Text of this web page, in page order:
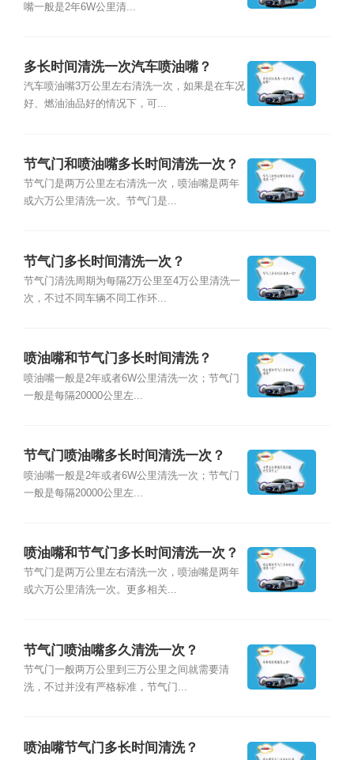
嘴一般是2年6W公里清...
多长时间清洗一次汽车喷油嘴？
汽车喷油嘴3万公里左右清洗一次，如果是在车况
好、燃油油品好的情况下，可...
节气门和喷油嘴多长时间清洗一次？
节气门是两万公里左右清洗一次，喷油嘴是两年
或六万公里清洗一次。节气门是...
节气门多长时间清洗一次？
节气门清洗周期为每隔2万公里至4万公里清洗一
次，不过不同车辆不同工作环...
喷油嘴和节气门多长时间清洗？
喷油嘴一般是2年或者6W公里清洗一次；节气门
一般是每隔20000公里左...
节气门喷油嘴多长时间清洗一次？
喷油嘴一般是2年或者6W公里清洗一次；节气门
一般是每隔20000公里左...
喷油嘴和节气门多长时间清洗一次？
节气门是两万公里左右清洗一次，喷油嘴是两年
或六万公里清洗一次。更多相关...
节气门喷油嘴多久清洗一次？
节气门一般两万公里到三万公里之间就需要清
洗，不过并没有严格标准，节气门...
喷油嘴节气门多长时间清洗？